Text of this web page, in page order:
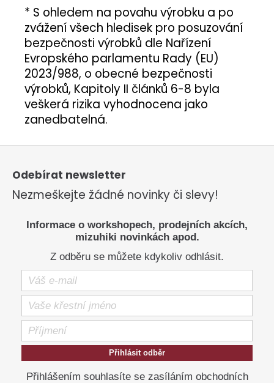
* S ohledem na povahu výrobku a po
zvážení všech hledisek pro posuzování
bezpečnosti výrobků dle Nařízení
Evropského parlamentu Rady (EU)
2023/988, o obecné bezpečnosti
výrobků, Kapitoly II článků 6-8 byla
veškerá rizika vyhodnocena jako
zanedbatelná.
Z
Odebírat newsletter
Nezmeškejte žádné novinky či slevy!
Informace o workshopech, prodejních akcích,
mizuhiki novinkách apod.
Z odběru se můžete kdykoliv odhlásit.
Přihlásit odběr
Přihlášením souhlasíte se zasíláním obchodních